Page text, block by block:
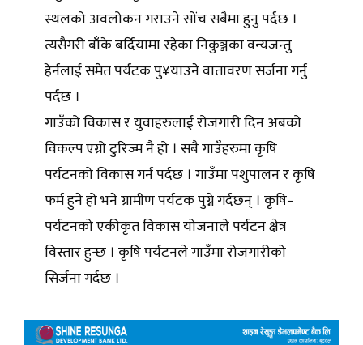
स्थलको अवलोकन गराउने सोंच सबैमा हुनु पर्दछ ।
त्यसैगरी बाँके बर्दियामा रहेका निकुञ्जका वन्यजन्तु
हेर्नलाई समेत पर्यटक पु¥याउने वातावरण सर्जना गर्नु
पर्दछ ।
गाउँको विकास र युवाहरुलाई रोजगारी दिन अबको
विकल्प एग्रो टुरिज्म नै हो । सबै गाउँहरुमा कृषि
पर्यटनको विकास गर्न पर्दछ । गाउँमा पशुपालन र कृषि
फर्म हुने हो भने ग्रामीण पर्यटक पुग्ने गर्दछन् । कृषि–
पर्यटनको एकीकृत विकास योजनाले पर्यटन क्षेत्र
विस्तार हुन्छ । कृषि पर्यटनले गाउँमा रोजगारीको
सिर्जना गर्दछ ।